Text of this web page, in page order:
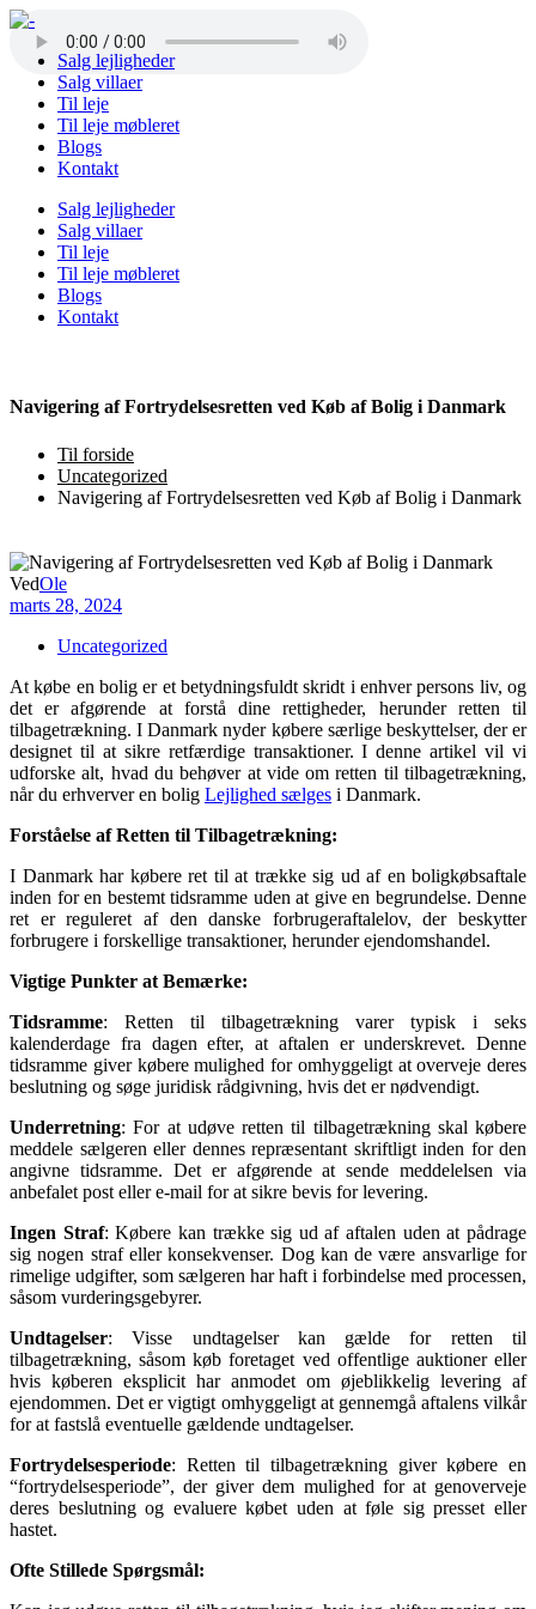
Salg lejligheder
Salg villaer
Til leje
Til leje møbleret
Blogs
Kontakt
Salg lejligheder
Salg villaer
Til leje
Til leje møbleret
Blogs
Kontakt
Navigering af Fortrydelsesretten ved Køb af Bolig i Danmark
Til forside
Uncategorized
Navigering af Fortrydelsesretten ved Køb af Bolig i Danmark
VedOle
marts 28, 2024
Uncategorized
At købe en bolig er et betydningsfuldt skridt i enhver persons liv, og
det er afgørende at forstå dine rettigheder, herunder retten til
tilbagetrækning. I Danmark nyder købere særlige beskyttelser, der er
designet til at sikre retfærdige transaktioner. I denne artikel vil vi
udforske alt, hvad du behøver at vide om retten til tilbagetrækning,
når du erhverver en bolig Lejlighed sælges i Danmark.
Forståelse af Retten til Tilbagetrækning:
I Danmark har købere ret til at trække sig ud af en boligkøbsaftale
inden for en bestemt tidsramme uden at give en begrundelse. Denne
ret er reguleret af den danske forbrugeraftalelov, der beskytter
forbrugere i forskellige transaktioner, herunder ejendomshandel.
Vigtige Punkter at Bemærke:
Tidsramme: Retten til tilbagetrækning varer typisk i seks
kalenderdage fra dagen efter, at aftalen er underskrevet. Denne
tidsramme giver købere mulighed for omhyggeligt at overveje deres
beslutning og søge juridisk rådgivning, hvis det er nødvendigt.
Underretning: For at udøve retten til tilbagetrækning skal købere
meddele sælgeren eller dennes repræsentant skriftligt inden for den
angivne tidsramme. Det er afgørende at sende meddelelsen via
anbefalet post eller e-mail for at sikre bevis for levering.
Ingen Straf: Købere kan trække sig ud af aftalen uden at pådrage
sig nogen straf eller konsekvenser. Dog kan de være ansvarlige for
rimelige udgifter, som sælgeren har haft i forbindelse med processen,
såsom vurderingsgebyrer.
Undtagelser: Visse undtagelser kan gælde for retten til
tilbagetrækning, såsom køb foretaget ved offentlige auktioner eller
hvis køberen eksplicit har anmodet om øjeblikkelig levering af
ejendommen. Det er vigtigt omhyggeligt at gennemgå aftalens vilkår
for at fastslå eventuelle gældende undtagelser.
Fortrydelsesperiode: Retten til tilbagetrækning giver købere en
“fortrydelsesperiode”, der giver dem mulighed for at genoverveje
deres beslutning og evaluere købet uden at føle sig presset eller
hastet.
Ofte Stillede Spørgsmål: